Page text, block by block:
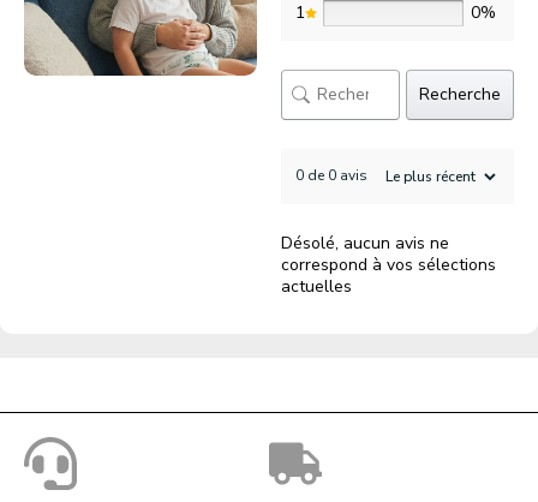
1 0%
Recherche
0 de 0 avis
Désolé, aucun avis ne
correspond à vos sélections
actuelles